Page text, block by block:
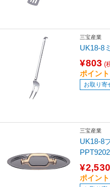
三宝産業
UK18-8
¥803 (
ポイン
お取り寄
三宝産業
UK18-8
¥2,530
ポイン